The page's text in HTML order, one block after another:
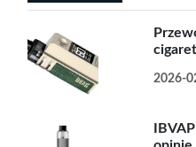
2026-